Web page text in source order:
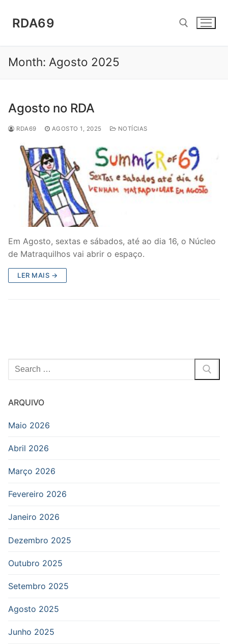
paraRDA69
Pesquisar por:
Month: Agosto 2025
Agosto no RDA
RDA69 AGOSTO 1, 2025 NOTÍCIAS
Em Agosto, sextas e sábados, até ao dia 16, o Núcleo
de Matraquilhos vai abrir o espaço.
LER MAIS →
Pesquisar
por:
ARQUIVO
Maio 2026
Abril 2026
Março 2026
Fevereiro 2026
Janeiro 2026
Dezembro 2025
Outubro 2025
Setembro 2025
Agosto 2025
Junho 2025